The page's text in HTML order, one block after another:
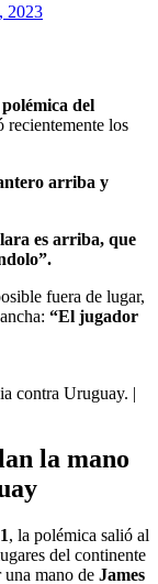
2023
del
recientemente los
arriba y
es arriba, que
fuera de lugar,
“El jugador
contra Uruguay. |
la mano
, la polémica salió al
del continente
mano de James